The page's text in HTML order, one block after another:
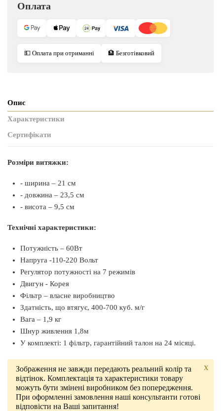
Оплата
💵 Оплата при отриманні 🏦 Безготівковий
Опис
Характеристики
Сертифікати
Розміри витяжки:
- ширина – 21 см
- довжина – 23,5 см
- висота – 9,5 см
Технічні характеристики:
Потужність – 60Вт
Напруга -110-220 Вольт
Регулятор потужності на 7 режимів
Двигун - Корея
Фільтр – власне виробництво
Здатність, що втягує, 400-700 куб. м/г
Вага – 1,9 кг
Шнур живлення 1,8м
У комплекті: 1 фільтр, гарантійний талон на 24 місяці.
Зображення не завжди передають реальний колір та
відтінок. Комплектація та характеристики товару
можуть бути змінені виробником без попередження.
При оформленні замовлення наші консультанти готові
відповісти на Ваші запитання!
X